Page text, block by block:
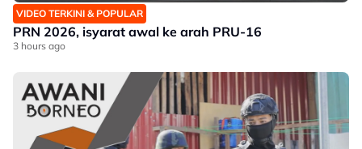
VIDEO TERKINI & POPULAR
PRN 2026, isyarat awal ke arah PRU-16
3 hours ago